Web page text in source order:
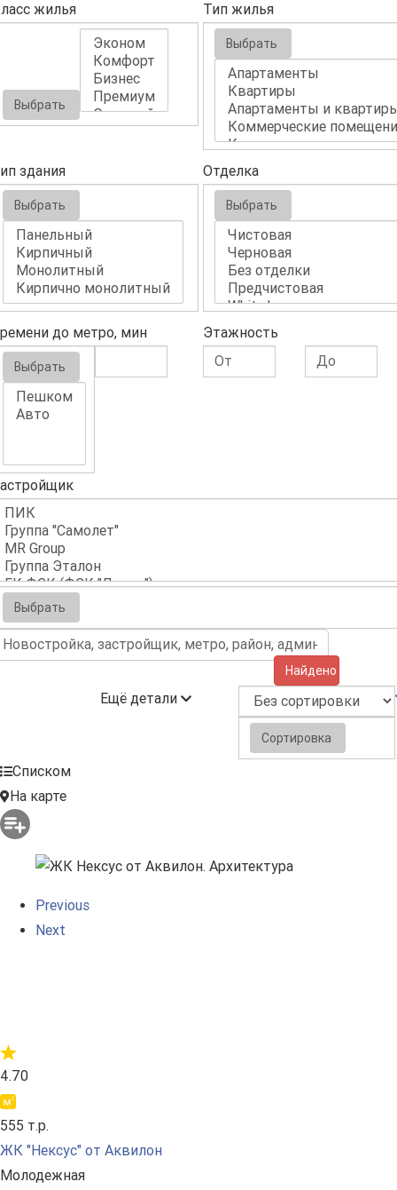
жилья
Выбрать
Тип жилья
Выбрать
здания
Выбрать
Отделка
Выбрать
до метро, мин
Выбрать
Этажность
Выбрать
Найдено (58)
Ещё детали
Сортировка
Списком
На карте
Previous
Next
4.70
555 т.р.
ЖК "Нексус" от Аквилон
Молодежная